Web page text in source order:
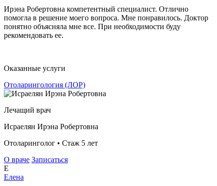
Ирэна Робертовна компетентный специалист. Отлично
помогла в решение моего вопроса. Мне понравилось. Доктор
понятно объясняла мне все. При необходимости буду
рекомендовать ее.
Оказанные услуги
Отоларингология (ЛОР)
Лечащий врач
Исраелян Ирэна Робертовна
Отоларинголог • Стаж 5 лет
О враче Записаться
Е
Елена